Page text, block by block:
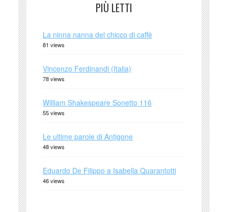
PIÙ LETTI
La ninna nanna del chicco di caffè
81 views
Vincenzo Ferdinandi (Italia)
78 views
William Shakespeare Sonetto 116
55 views
Le ultime parole di Antigone
48 views
Eduardo De Filippo a Isabella Quarantotti
46 views